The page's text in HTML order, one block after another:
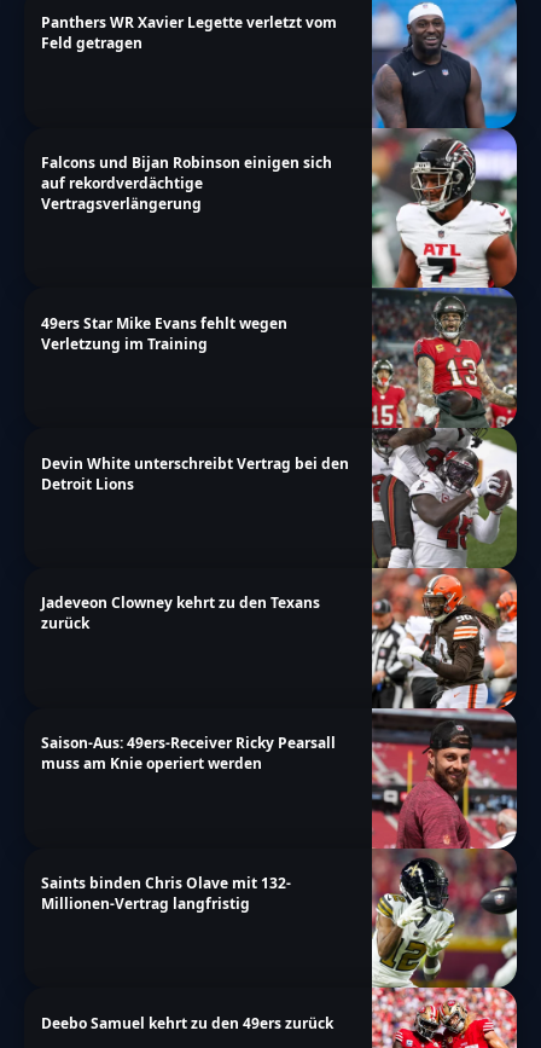
Panthers WR Xavier Legette verletzt vom
Feld getragen
Falcons und Bijan Robinson einigen sich
auf rekordverdächtige
Vertragsverlängerung
49ers Star Mike Evans fehlt wegen
Verletzung im Training
Devin White unterschreibt Vertrag bei den
Detroit Lions
Jadeveon Clowney kehrt zu den Texans
zurück
Saison-Aus: 49ers-Receiver Ricky Pearsall
muss am Knie operiert werden
Saints binden Chris Olave mit 132-
Millionen-Vertrag langfristig
Deebo Samuel kehrt zu den 49ers zurück